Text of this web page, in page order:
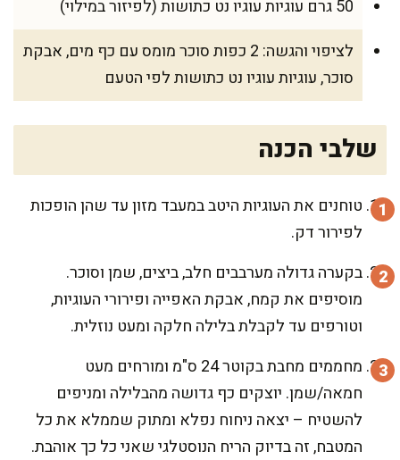
50 גרם עוגיות עוגיו נט כתושות (לפיזור במילוי)
לציפוי והגשה: 2 כפות סוכר מומס עם כף מים, אבקת
סוכר, עוגיות עוגיו נט כתושות לפי הטעם
שלבי הכנה
טוחנים את העוגיות היטב במעבד מזון עד שהן הופכות
לפירור דק.
בקערה גדולה מערבבים חלב, ביצים, שמן וסוכר.
מוסיפים את קמח, אבקת האפייה ופירורי העוגיות,
וטורפים עד לקבלת בלילה חלקה ומעט נוזלית.
מחממים מחבת בקוטר 24 ס"מ ומורחים מעט
חמאה/שמן. יוצקים כף גדושה מהבלילה ומניפים
להשטיח – יצאה ניחוח נפלא ומתוק שממלא את כל
המטבח, זה בדיוק הריח הנוסטלגי שאני כל כך אוהבת.